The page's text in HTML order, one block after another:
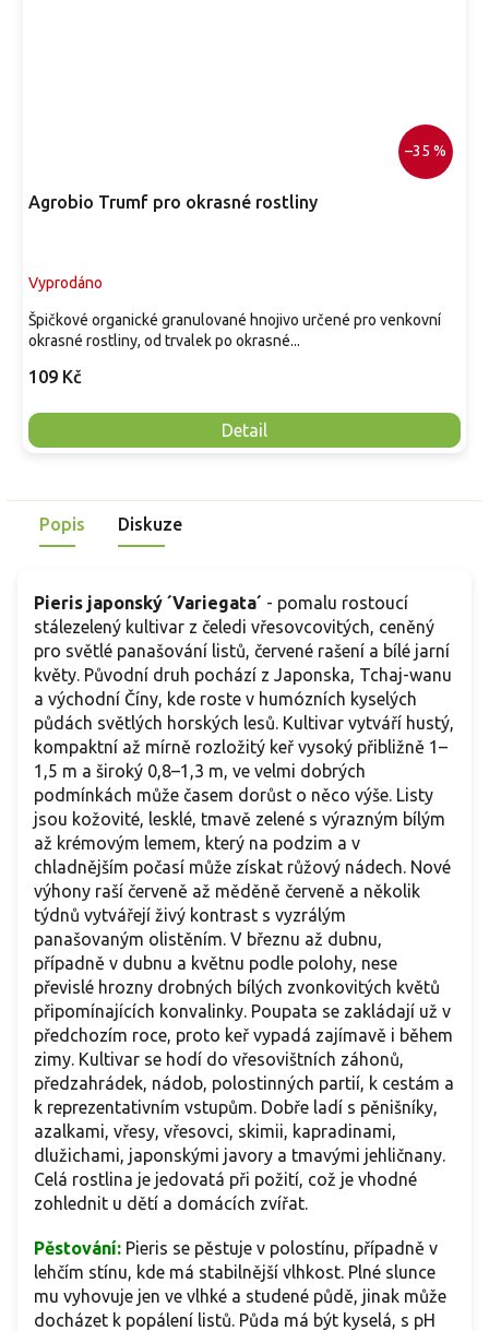
–35 %
Agrobio Trumf pro okrasné rostliny
Vyprodáno
109 Kč
Detail
Špičkové organické granulované hnojivo určené pro venkovní
okrasné rostliny, od trvalek po okrasné...
Popis Diskuze
Pieris japonský ´Variegata´ - pomalu rostoucí
stálezelený kultivar z čeledi vřesovcovitých, ceněný
pro světlé panašování listů, červené rašení a bílé jarní
květy. Původní druh pochází z Japonska, Tchaj-wanu
a východní Číny, kde roste v humózních kyselých
půdách světlých horských lesů. Kultivar vytváří hustý,
kompaktní až mírně rozložitý keř vysoký přibližně 1–
1,5 m a široký 0,8–1,3 m, ve velmi dobrých
podmínkách může časem dorůst o něco výše. Listy
jsou kožovité, lesklé, tmavě zelené s výrazným bílým
až krémovým lemem, který na podzim a v
chladnějším počasí může získat růžový nádech. Nové
výhony raší červeně až měděně červeně a několik
týdnů vytvářejí živý kontrast s vyzrálým
panašovaným olistěním. V březnu až dubnu,
případně v dubnu a květnu podle polohy, nese
převislé hrozny drobných bílých zvonkovitých květů
připomínajících konvalinky. Poupata se zakládají už v
předchozím roce, proto keř vypadá zajímavě i během
zimy. Kultivar se hodí do vřesovištních záhonů,
předzahrádek, nádob, polostinných partií, k cestám a
k reprezentativním vstupům. Dobře ladí s pěnišníky,
azalkami, vřesy, vřesovci, skimii, kapradinami,
dlužichami, japonskými javory a tmavými jehličnany.
Celá rostlina je jedovatá při požití, což je vhodné
zohlednit u dětí a domácích zvířat.
Pěstování: Pieris se pěstuje v polostínu, případně v
lehčím stínu, kde má stabilnější vlhkost. Plné slunce
mu vyhovuje jen ve vlhké a studené půdě, jinak může
docházet k popálení listů. Půda má být kyselá, s pH